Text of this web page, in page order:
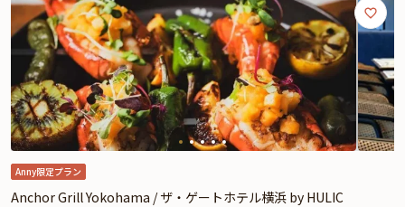
このアニバーサリーコースでは、乾杯用のスパークリングワインが提供され、
メッセージ付きのアニバーサリープレートでお祝いの気持ちを表現できます。
大切な人との記念日を、心に残る素晴らしい時間として刻みたいあなたにぴっ
たりのプランです。細部まで気配りが行き届いたサービスとともに、至福のひ
とときをお過ごしください。
さらに本プランでは、有料オプションでアニバーサリーにぴったりな花束・ギ
フト・カスタマイズ可能なメッセージカードなどを付けられます。メッセージ
カードは着席時に、花束やギフトはデザートタイム後のアニバーサリープレー
ト提供時にご予約主様にお渡しいたしますので、サプライズにお役立てくださ
い。詳しくは、本ページ中段の「お祝いアイテム」の欄でお選び頂けます。
Anny限定プラン
Anchor Grill Yokohama / ザ・ゲートホテル横浜 by HULIC